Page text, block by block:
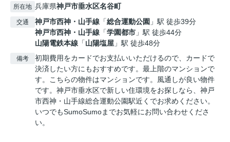
所在地 兵庫県神戸市垂水区名谷町
交通 神戸市西神・山手線 「総合運動公園 」駅 徒歩39分
神戸市西神・山手線 「学園都市 」駅 徒歩44分
山陽電鉄本線 「山陽塩屋 」駅 徒歩48分
備考
初期費用をカードでお支払いいただけるので、カードで
決済したい方にもおすすめです。最上階のマンションで
す。こちらの物件はマンションです。風通しが良い物件
です。神戸市垂水区で新しい住環境をお探しなら、神戸
市西神・山手線総合運動公園駅近くでお求めください。
いつでもSumoSumoまでお気軽にお問い合わせくださ
い。